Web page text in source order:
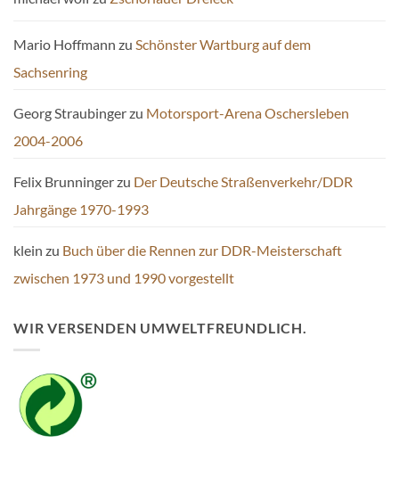
Mario Hoffmann zu Schönster Wartburg auf dem
Sachsenring
Georg Straubingerzu Motorsport-Arena Oschersleben
2004-2006
Felix Brunningerzu Der Deutsche Straßenverkehr/DDR
Jahrgänge 1970-1993
klein zu Buch über die Rennen zur DDR-Meisterschaft
zwischen 1973 und 1990 vorgestellt
WIR VERSENDEN UMWELTFREUNDLICH.